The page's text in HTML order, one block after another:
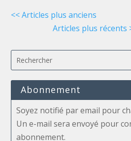
Abonnement
Soyez notifié par email pour
Un e-mail sera envoyé pour
abonnement.